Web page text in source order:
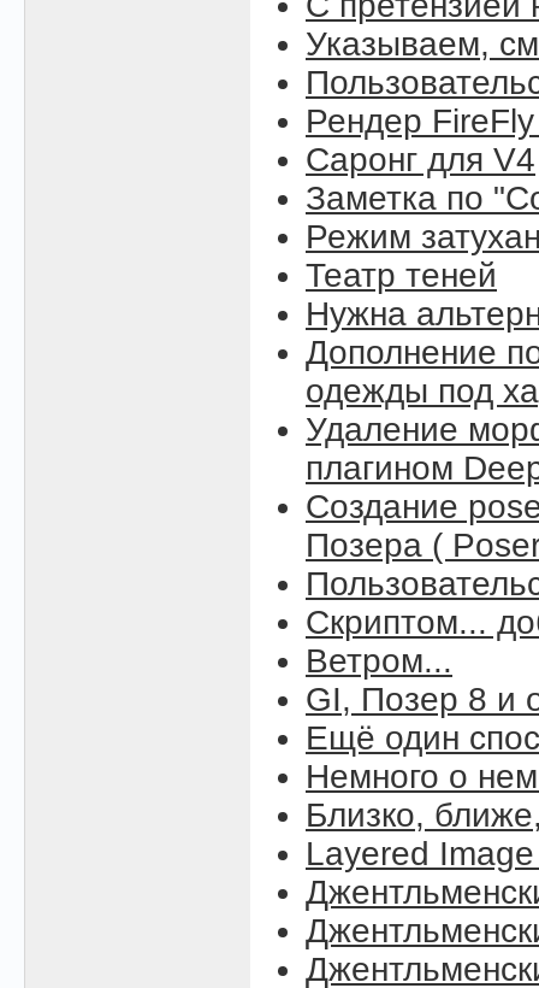
Указываем,
Рендер
Саронг для V4
Заметка по
Режим
Театр теней
Нужна
Дополнение
одежды под
Удаление
плагином
Создание
Позера (
Скриптом...
Ветром...
GI, Позер 8 и
Ещё один
Немного о
Близко,
Layered